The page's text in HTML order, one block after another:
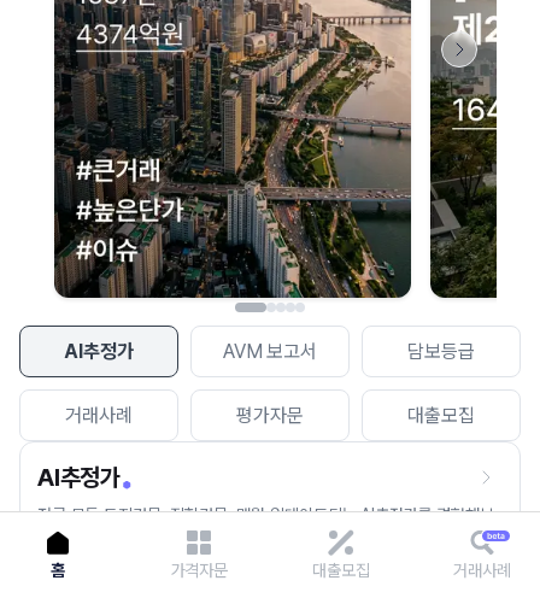
AI추정가 AVM 보고서 담보등급
거래사례 평가자문 대출모집
AI추정가
전국 모든 토지건물, 집합건물, 매월 업데이트되는 AI추정가를 경험해보
세요.
네이버 지도 연결 안내
현재 네이버 지도 연결이 원활하지 않아 지도를 불러올 수 없습니다.
이용에 불편을 드려 죄송합니다.
다시 시도
홈 가격자문 대출모집 거래사례